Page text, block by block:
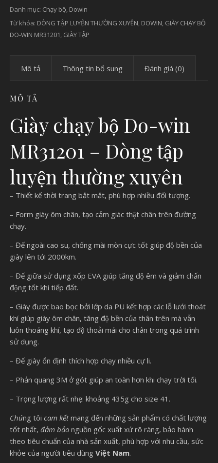
Danh mục: Chạy bộ, Dowin
Từ khóa: DÒNG TẬP LUYỆN THƯỜNG XUYÊN, DOWIN, GIÀY CHẠY BỘ
DO-WIN MR31201, GIÀY TẬP
Mô tả Thông tin bổ sung Đánh giá (0)
MÔ TẢ
Giày chạy bộ Do-win
MR31201 – Dòng tập
luyện thường xuyên
– Thiết kế thời trang bắt mắt, phù hợp nhiều đối tượng.
– Form giày ôm chân, tạo cảm giác thật chân trên đường
chạy.
– Đế ngoài cao su, chống mài mòn cực tốt giúp độ bền của
giày lên tới 2000km.
– Đế giữa sử dụng xốp EVA giúp tăng độ êm và giảm chấn
động tốt khi tiếp đất.
– Giày được bao bọc bởi lớp da PU kết hợp các lỗ lưới thoát
khí giúp giày ôm chân, tăng độ bền của thân trên mà vẫn
luôn thoáng khí, tạo độ thoải mái cho chân trong quá trình
sử dụng.
– Đế giày ổn định thích hợp chạy nhiều cự li.
– Phản quang 3M ở gót giúp an toàn hơn khi chạy trời tối.
– Trọng lượng rất nhẹ: khoảng 435g cho size 41.
Chúng tôi cam kếtmang đến những sản phẩm có chất lượng
tốt nhất, đảm bảo nguồn gốc xuất xứ rõ ràng, bảo hành
theo tiêu chuẩn của nhà sản xuất, phù hợp với nhu cầu, sức
khỏe của người tiêu dùng Việt Nam.